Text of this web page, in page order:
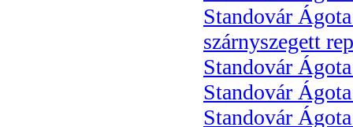
Standovár
szárnyszegett
Standovár
Standovár
Standovár